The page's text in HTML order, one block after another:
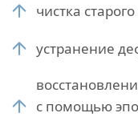
чистка
устранение
с помощью